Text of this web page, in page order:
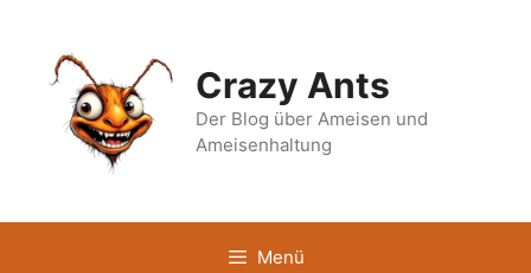
springen
Crazy Ants
Der Blog über Ameisen und
Ameisenhaltung
Menü